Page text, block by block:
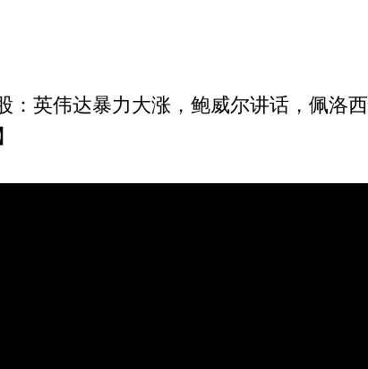
：英伟达暴力大涨，鲍威尔讲话，佩洛